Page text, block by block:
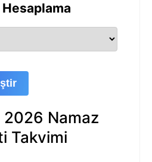
Namaz
Takvimi